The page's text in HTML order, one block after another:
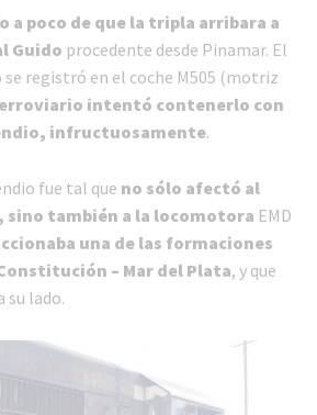
a poco de que la tripla arribara a
Guido procedente desde Pinamar. El
registró en el coche M505 (motriz
intentó contenerlo con
infructuosamente.
fue tal que no sólo afectó al
sino también a la locomotora EMD
una de las formaciones
– Mar del Plata, y que
su lado.